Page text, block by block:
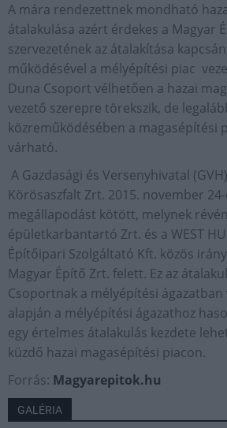
A mára rendezettnek mondható
átalakulása azért érdekes a Magyar
szervezetének az átalakítása
működésével a mélyépítési piac
Duna Csoport vélhetően a hazai
vezető szerepre törekszik, de
közreműködésében a magasépítési
várható.
A Gazdasági és Versenyhivatal
Körösaszfalt Zrt. 2015. november
megállapodást kötött, melynek
épületkarbantartó Zrt. és a WEST
Építőipari Szolgáltató Kft. közös
Magyar Építő Zrt. felett. Ez az
Csoportnak a mélyépítési
alapján a mélyépítési ágazathoz
egy értelmes átalakulás kezdete
küzdő hazai magasépítési piacon.
Forrás: Magyarepitok.hu
GALÉRIA